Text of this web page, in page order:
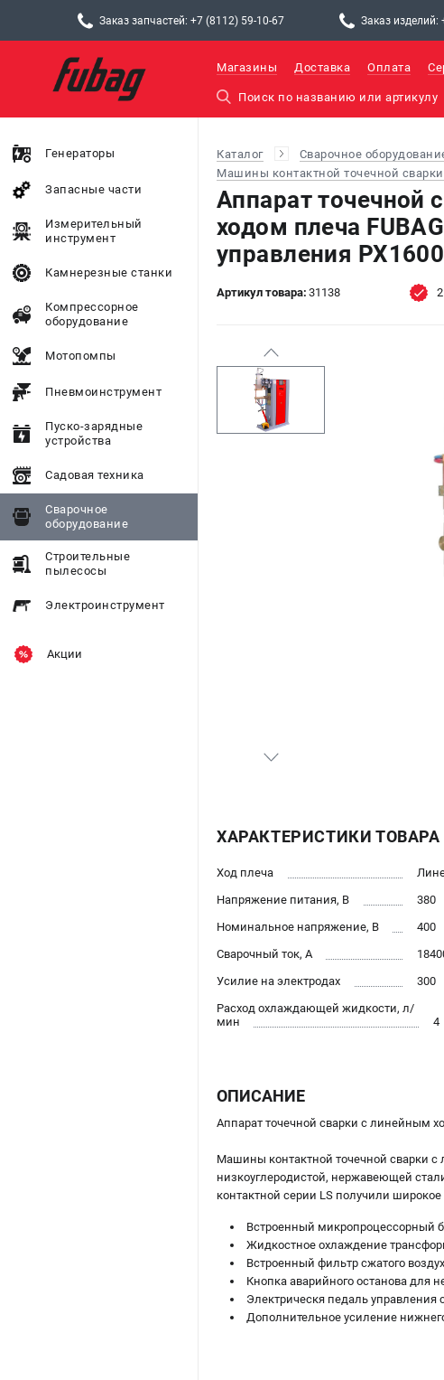
Заказ запчастей: +7 (8112) 59-10-67 Заказ изделий:
Магазины Доставка Оплата
Генераторы
Запасные части
Измерительный
инструмент
Камнерезные станки
Компрессорное
оборудование
Мотопомпы
Пневмоинструмент
Пуско-зарядные
устройства
Садовая техника
Сварочное
оборудование
Строительные
пылесосы
Электроинструмент
Акции
Каталог Сварочное
Машины контактной точечной
Аппарат точечной
ходом плеча
управления
Артикул товара: 31138
ХАРАКТЕРИСТИКИ ТОВАРА
Ход плеча
Напряжение питания, В
380
Номинальное напряжение, В
400
Сварочный ток, А
Усилие на электродах
300
Расход охлаждающей жидкости, л/
мин
4
ОПИСАНИЕ
Аппарат точечной сварки c линейным
Машины контактной точечной сварки
низкоуглеродистой, нержавеющей
контактной серии LS получили
Встроенный микропроцессорный
Жидкостное охлаждение
Встроенный фильтр сжатого
Кнопка аварийного останова
Электрическя педаль управления
Дополнительное усиление